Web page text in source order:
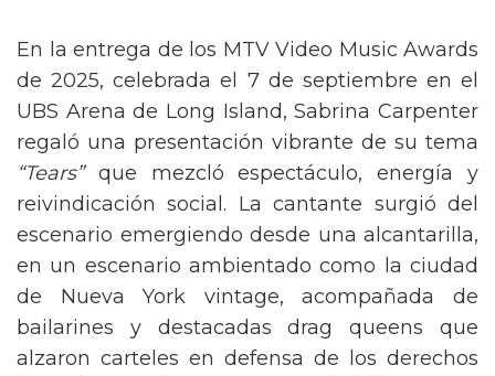
En la entrega de los MTV Video Music Awards
de 2025, celebrada el 7 de septiembre en el
UBS Arena de Long Island, Sabrina Carpenter
regaló una presentación vibrante de su tema
“Tears”que mezcló espectáculo, energía y
reivindicación social. La cantante surgió del
escenario emergiendo desde una alcantarilla,
en un escenario ambientado como la ciudad
de Nueva York vintage, acompañada de
bailarines y destacadas drag queens que
alzaron carteles en defensa de los derechos